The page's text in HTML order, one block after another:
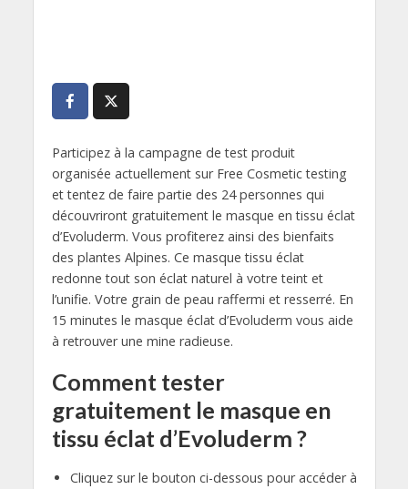
Participez à la campagne de test produit
organisée actuellement sur Free Cosmetic testing
et tentez de faire partie des 24 personnes qui
découvriront gratuitement le masque en tissu éclat
d’Evoluderm. Vous profiterez ainsi des bienfaits
des plantes Alpines. Ce masque tissu éclat
redonne tout son éclat naturel à votre teint et
l’unifie. Votre grain de peau raffermi et resserré. En
15 minutes le masque éclat d’Evoluderm vous aide
à retrouver une mine radieuse.
Comment tester
gratuitement le masque en
tissu éclat d’Evoluderm ?
Cliquez sur le bouton ci-dessous pour accéder à